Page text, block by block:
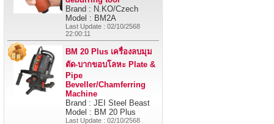
Brand : N.KO/Czech
Model : BM2A
Last Update : 02/10/2568
22:00:11
BM 20 Plus เครื่องลบมุม
ตัด-บากขอบโลหะ Plate &
Pipe
Beveller/Chamferring
Machine
Brand : JEI Steel Beast
Model : BM 20 Plus
Last Update : 02/10/2568